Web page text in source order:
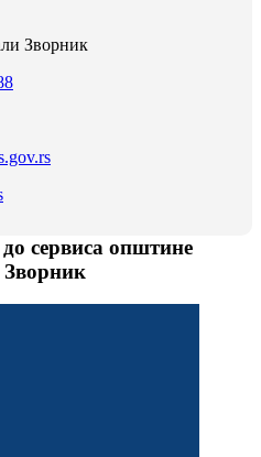
Зворник
сервиса општине